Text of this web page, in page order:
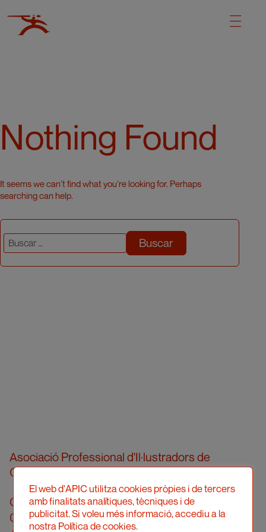
Nothing Found
It seems we can’t find what you’re looking for. Perhaps
searching can help.
Buscar:
Asociació Professional d'Il·lustradors de
Catalunya
Calle Londres, 96, pral. 2a
08036 Barcelona
El web d'APIC utilitza cookies pròpies i de tercers
amb finalitats analítiques, tècniques i de
publicitat. Si voleu més informació, accediu a la
nostra Política de cookies.